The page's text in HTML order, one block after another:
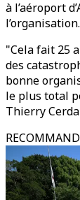
à l’aéroport
l’organisation.
"Cela fait 25
des
bonne
le plus total
Thierry